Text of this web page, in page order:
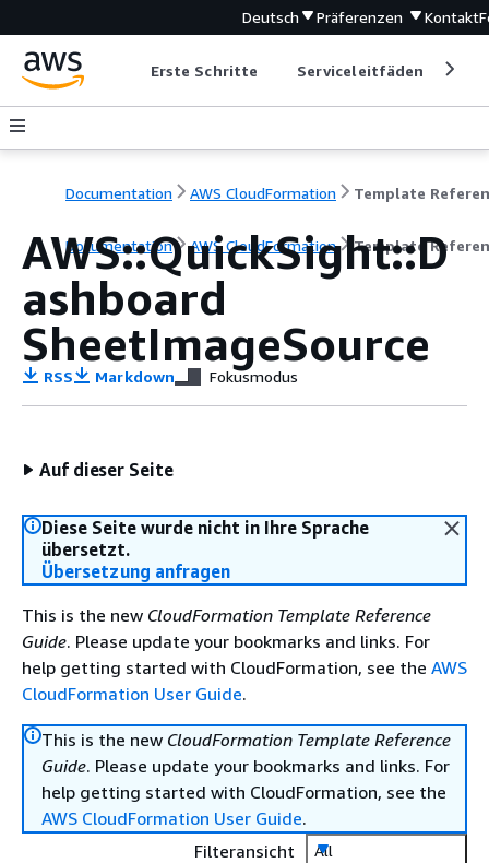
Deutsch Präferenzen Kontakt
Erste Schritte Serviceleitfäden
Documentation AWS CloudFormation Template
Documentation AWS CloudFormation Template
AWS::QuickSight::D
ashboard
SheetImageSource
RSS Markdown Fokusmodus
Auf dieser Seite
Diese Seite wurde nicht in Ihre Sprache
übersetzt.
Übersetzung anfragen
This is the new CloudFormation Template Reference
Guide. Please update your bookmarks and links. For
help getting started with CloudFormation, see the AWS
CloudFormation User Guide.
This is the new CloudFormation Template Reference
Guide. Please update your bookmarks and links. For
help getting started with CloudFormation, see the
AWS CloudFormation User Guide.
Filteransicht
All